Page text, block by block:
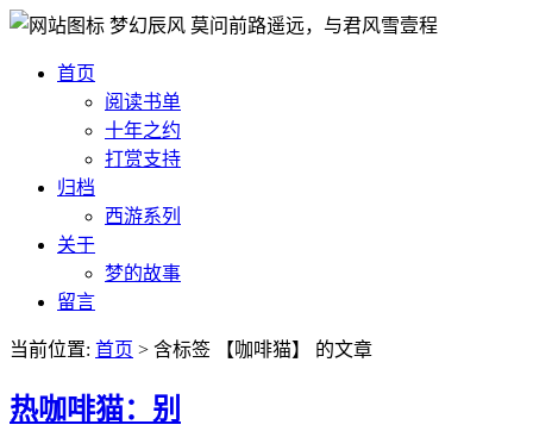
梦幻辰风 莫问前路遥远，与君风雪壹程
首页
阅读书单
十年之约
打赏支持
归档
西游系列
关于
梦的故事
留言
当前位置: 首页 > 含标签 【咖啡猫】 的文章
热咖啡猫：别